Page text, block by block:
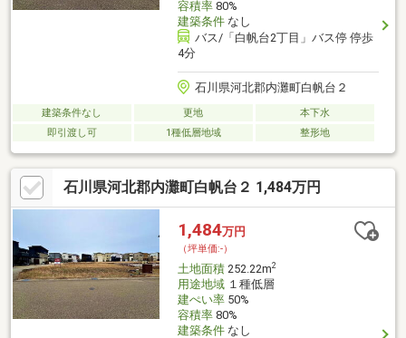
容積率80%
建築条件なし
バス/「白帆台2丁目」バス停 停歩
4分
石川県河北郡内灘町白帆台２
建築条件なし 更地
本下水
即引渡し可
1種低層地域 整形地
石川県河北郡内灘町白帆台２ 1,484万円
1,484万円
（坪単価:-）
土地面積252.22m2
用途地域１種低層
建ぺい率50%
容積率80%
建築条件なし